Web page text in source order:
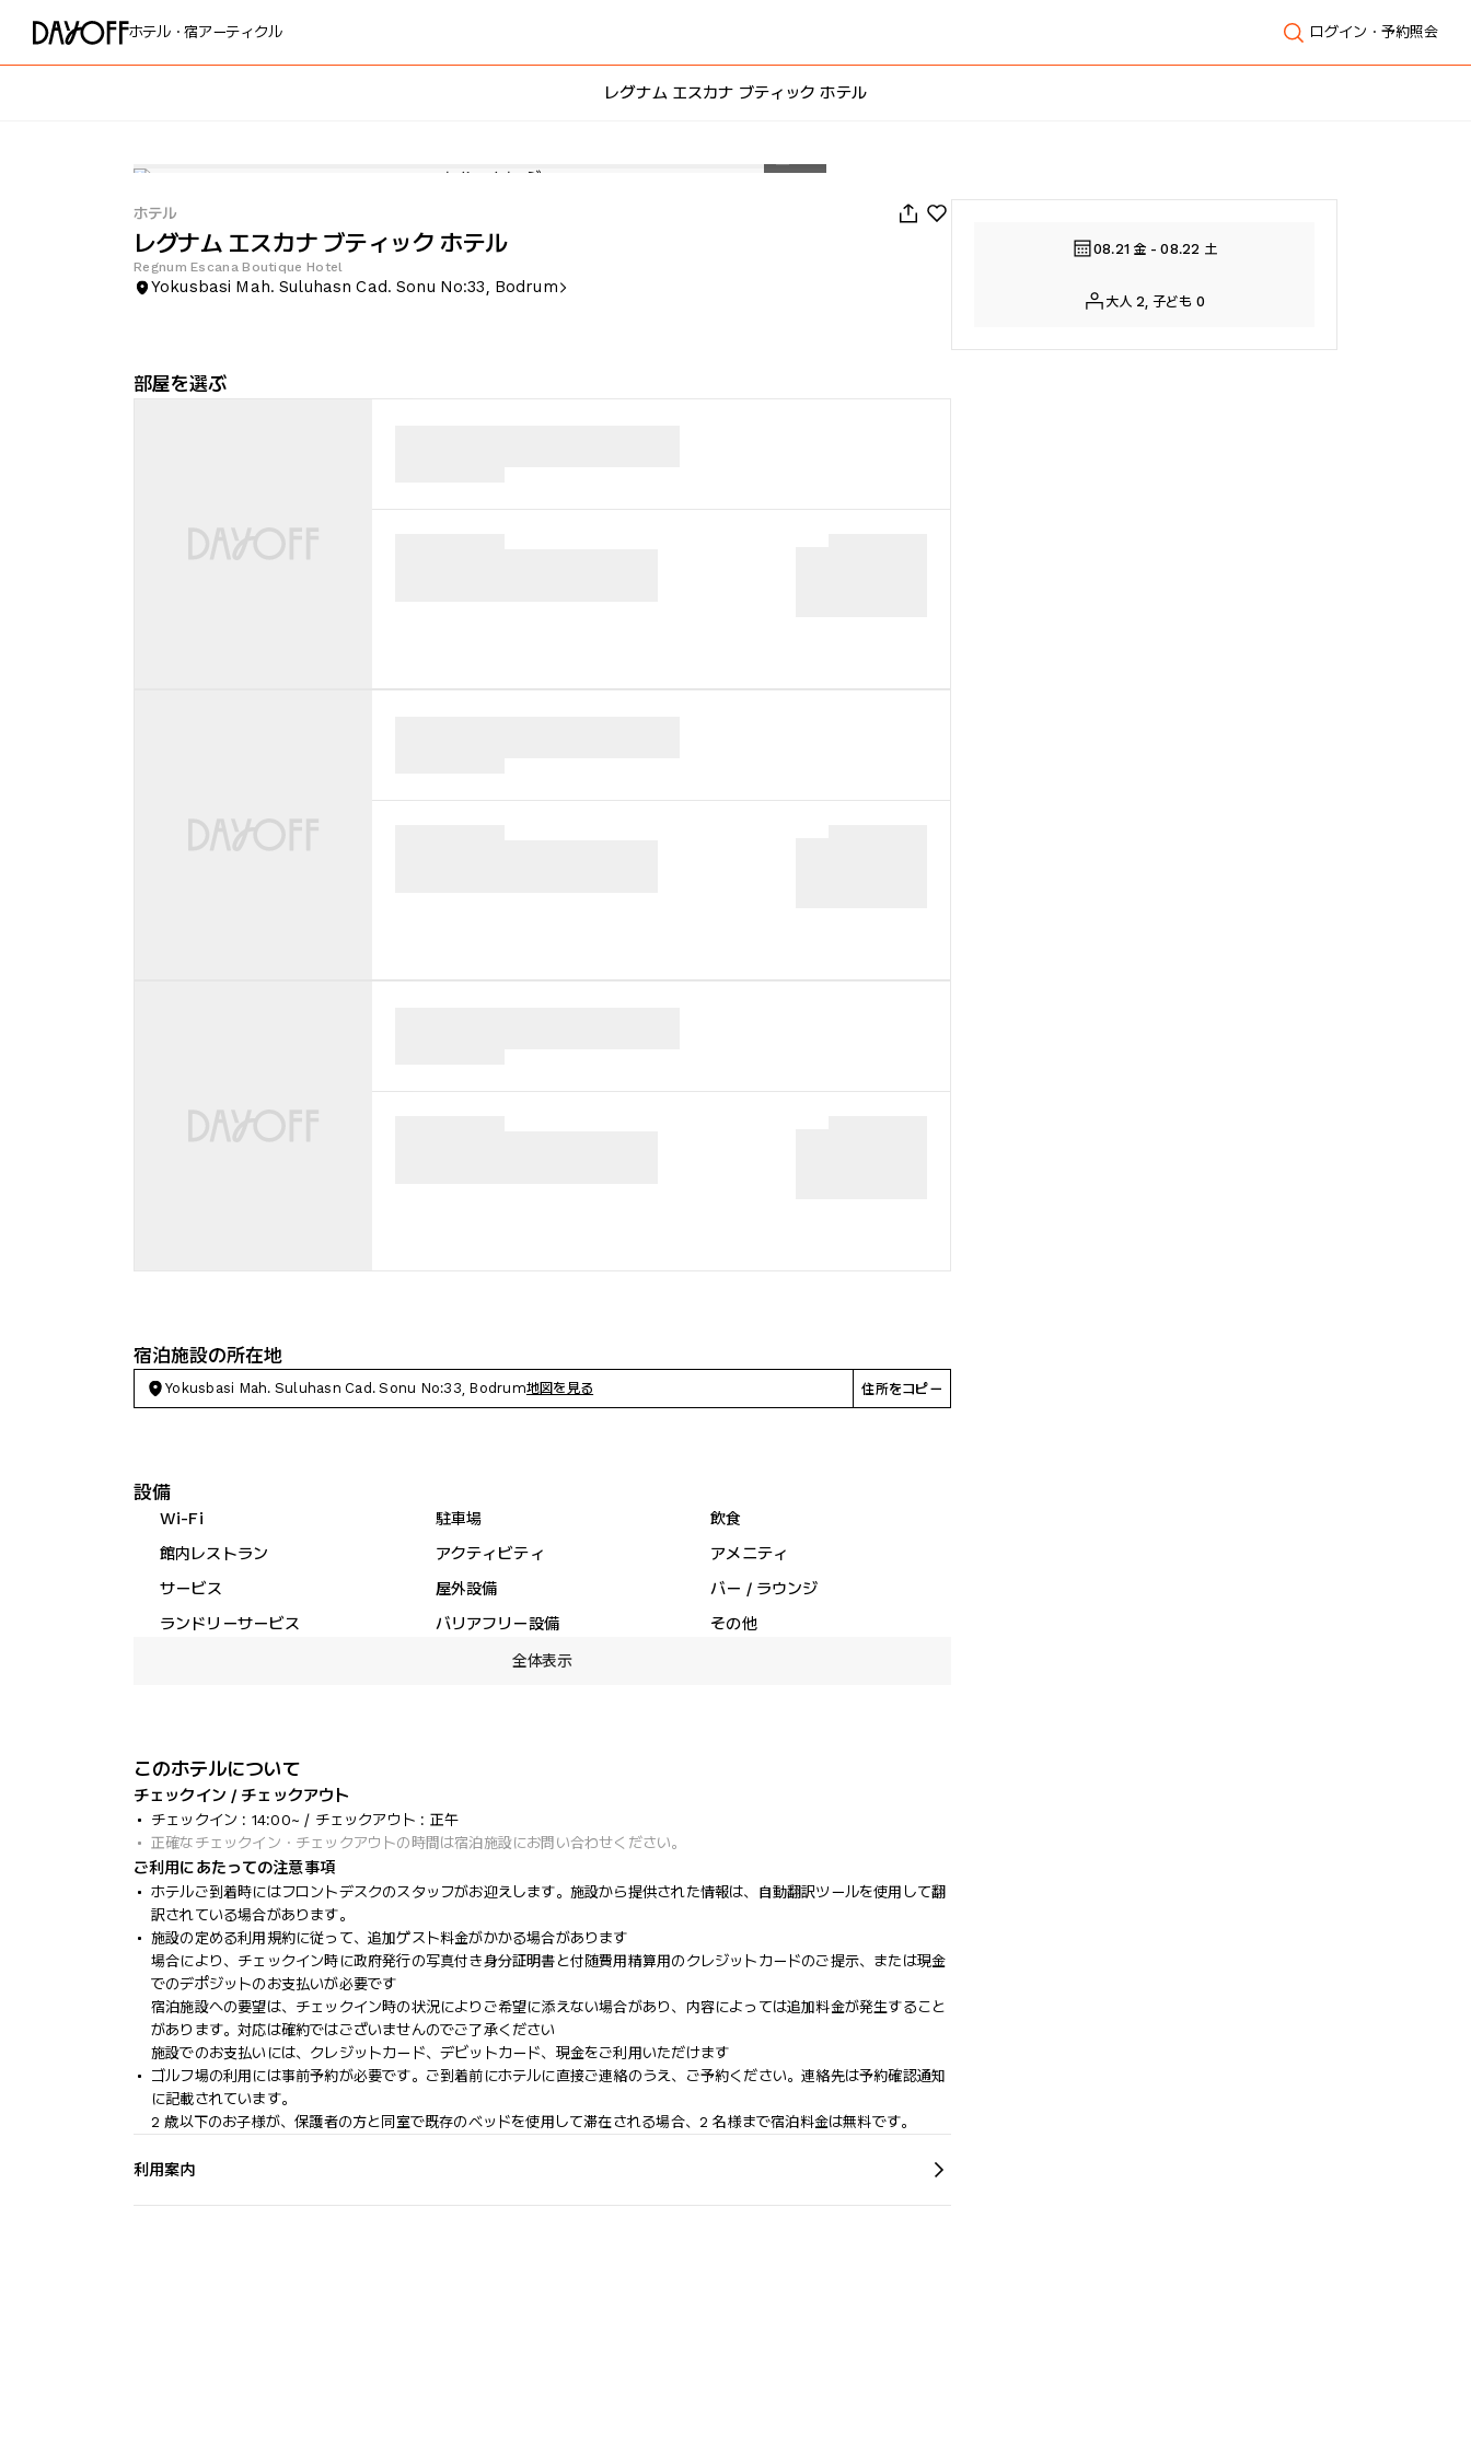
ホテル・宿アーティクル ログイン・予約照会
レグナム エスカナ ブティック ホテル
ホテル
レグナム エスカナ ブティック ホテル
Regnum Escana Boutique Hotel
Yokusbasi Mah. Suluhasn Cad. Sonu No:33, Bodrum
部屋を選ぶ
宿泊施設の所在地
Yokusbasi Mah. Suluhasn Cad. Sonu No:33, Bodrum地図を見る 住所をコピー
設備
Wi-Fi 駐車場
飲食
館内レストラン
アクティビティ
アメニティ
サービス
屋外設備
バー / ラウンジ
ランドリーサービス
バリアフリー設備
その他
全体表示
このホテルについて
チェックイン / チェックアウト
チェックイン : 14:00~ / チェックアウト : 正午
正確なチェックイン・チェックアウトの時間は宿泊施設にお問い合わせください。
ご利用にあたっての注意事項
ホテルご到着時にはフロントデスクのスタッフがお迎えします。施設から提供された情報は、自動翻訳ツールを使用して翻
訳されている場合があります。
施設の定める利用規約に従って、追加ゲスト料金がかかる場合があります
場合により、チェックイン時に政府発行の写真付き身分証明書と付随費用精算用のクレジットカードのご提示、または現金
でのデポジットのお支払いが必要です
宿泊施設への要望は、チェックイン時の状況によりご希望に添えない場合があり、内容によっては追加料金が発生すること
があります。対応は確約ではございませんのでご了承ください
施設でのお支払いには、クレジットカード、デビットカード、現金をご利用いただけます
ゴルフ場の利用には事前予約が必要です。ご到着前にホテルに直接ご連絡のうえ、ご予約ください。連絡先は予約確認通知
に記載されています。
2 歳以下のお子様が、保護者の方と同室で既存のベッドを使用して滞在される場合、2 名様まで宿泊料金は無料です。
利用案内
08.21 金 - 08.22 土
大人 2, 子ども 0